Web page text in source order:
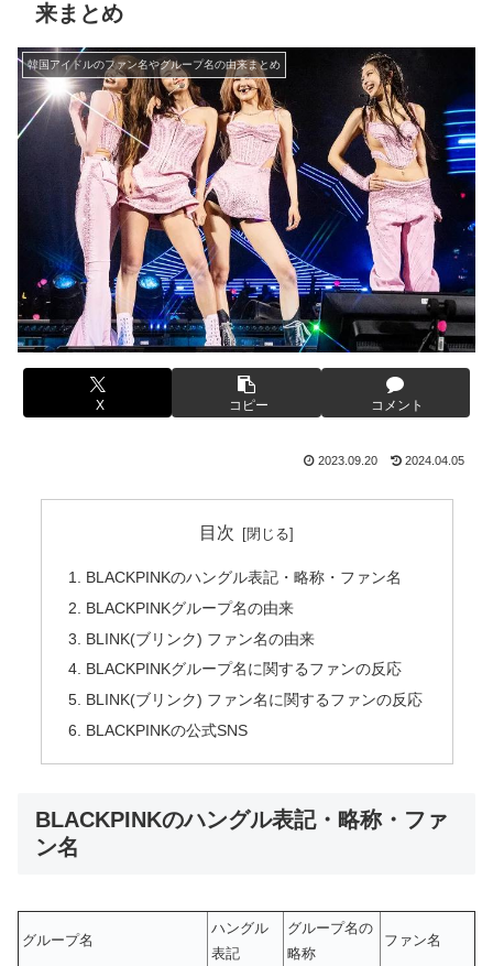
来まとめ
韓国アイドルのファン名やグループ名の由来まとめ
X コピー コメント
2023.09.20 2024.04.05
目次
BLACKPINKのハングル表記・略称・ファン名
BLACKPINKグループ名の由来
BLINK(ブリンク) ファン名の由来
BLACKPINKグループ名に関するファンの反応
BLINK(ブリンク) ファン名に関するファンの反応
BLACKPINKの公式SNS
BLACKPINKのハングル表記・略称・ファ
ン名
グループ名
ハングル
表記
グループ名の
略称
ファン名